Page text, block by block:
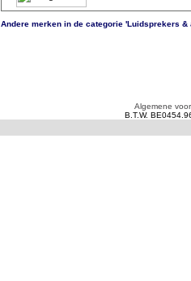
Andere merken in de categorie 'Luidsprekers
Algemene
B.T.W.